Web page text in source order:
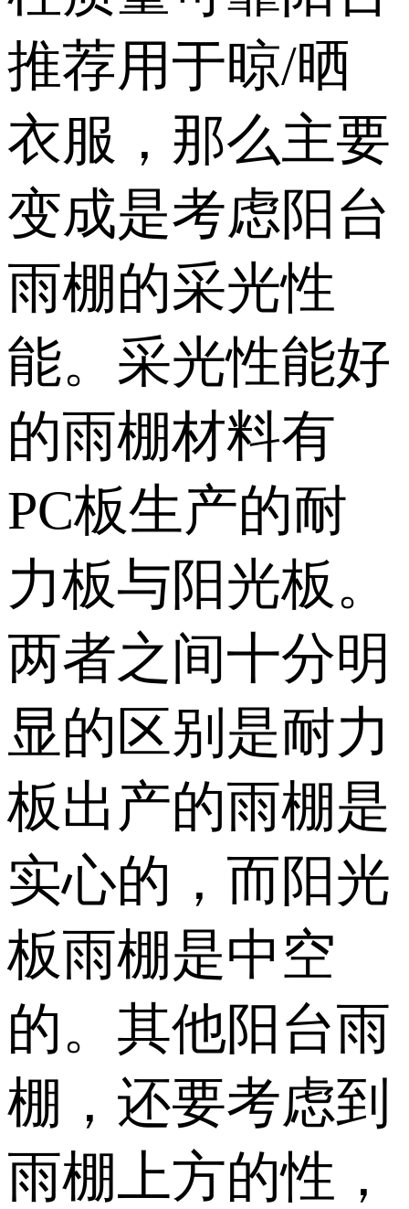
推荐用于晾/晒
衣服，那么主要
变成是考虑阳台
雨棚的采光性
能。采光性能好
的雨棚材料有
PC板生产的耐
力板与阳光板。
两者之间十分明
显的区别是耐力
板出产的雨棚是
实心的，而阳光
板雨棚是中空
的。其他阳台雨
棚，还要考虑到
雨棚上方的性，